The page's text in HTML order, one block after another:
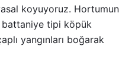
koyuyoruz. Hortumun
tipi köpük
yangınları boğarak